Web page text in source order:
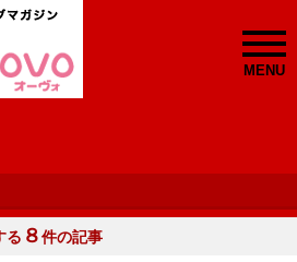
MENU
る ８件の記事